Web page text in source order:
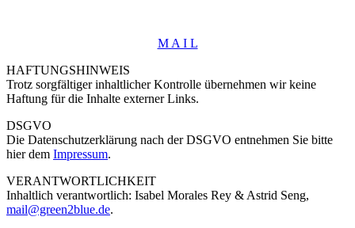
M A I L
HAFTUNGSHINWEIS
Trotz sorgfältiger inhaltlicher Kontrolle übernehmen wir keine
Haftung für die Inhalte externer Links.
DSGVO
Die Datenschutzerklärung nach der DSGVO entnehmen Sie bitte
hier dem Impressum.
VERANTWORTLICHKEIT
Inhaltlich verantwortlich: Isabel Morales Rey & Astrid Seng,
mail@green2blue.de.